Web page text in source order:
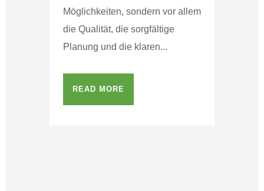
Möglichkeiten, sondern vor allem
die Qualität, die sorgfältige
Planung und die klaren...
READ MORE